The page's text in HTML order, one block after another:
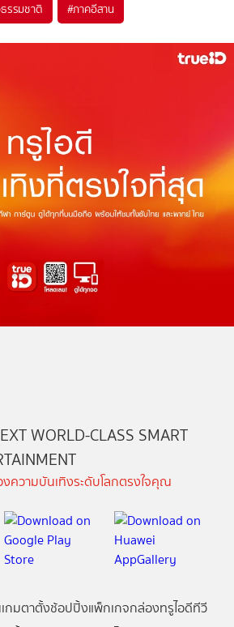
รรมชาติ #ภาคอีสาน
WORLD-CLASS SMART
ความบันเทิงระดับโลกตรงใจคุณ
เกมตาตั้งช้อปปิ้งแพ็กเกจกล่องทรูไอดีทีวี